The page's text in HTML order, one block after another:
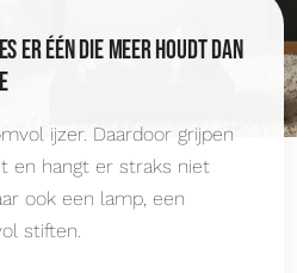
er één die meer houdt dan
ijzer. Daardoor grijpen
en hangt er straks niet
ook een lamp, een
stiften.